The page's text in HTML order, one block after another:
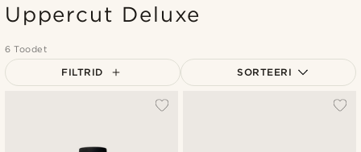
Uppercut Deluxe
6 Toodet
FILTRID SORTEERI